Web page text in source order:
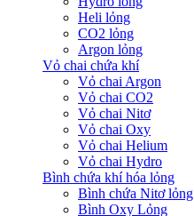
Heli lỏng
CO2 lỏng
Argon lỏng
Vỏ chai chứa khí
Vỏ chai Argon
Vỏ chai CO2
Vỏ chai Nitơ
Vỏ chai Oxy
Vỏ chai Helium
Vỏ chai Hydro
Bình chứa khí hóa lỏng
Bình chứa Nitơ lỏng
Bình Oxy Lỏng